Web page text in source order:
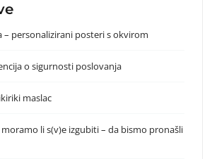
– personalizirani posteri s okvirom
o sigurnosti poslovanja
maslac
li s(v)e izgubiti – da bismo pronašli